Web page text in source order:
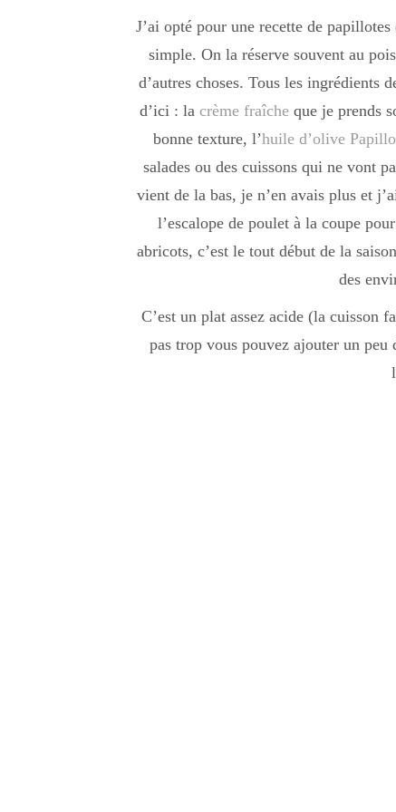
J’ai opté pour une recette de
simple. On la réserve souvent au
d’autres choses. Tous les ingrédients
d’ici : la crème fraîcheque je prends
bonne texture, l’huile d’olive
salades ou des cuissons qui ne vont
vient de la bas, je n’en avais plus et
l’escalope de poulet à la coupe
abricots, c’est le tout début de la
des
C’est un plat assez acide (la cuisson
pas trop vous pouvez ajouter un peu